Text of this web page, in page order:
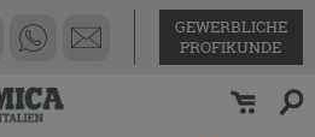
GEWERBLICHE
PROFIKUNDE